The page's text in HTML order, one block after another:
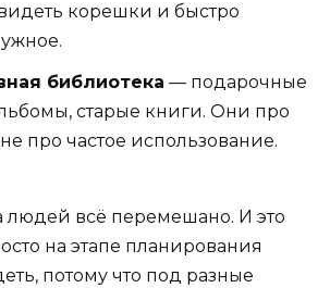
корешки и быстро
библиотека — подарочные
старые книги. Они про
не про частое использование.
людей всё перемешано. И это
на этапе планирования
потому что под разные